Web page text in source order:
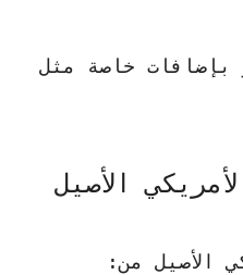
خاصة مثل
الأصيل
الأصيل من: